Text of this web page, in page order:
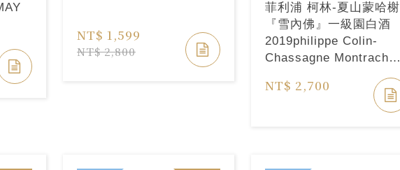
NT$ 1,599
NT$ 2,800
菲利浦 柯林-夏山蒙哈榭
『雪內佛』一級園白酒
2019philippe Colin-
Chassagne Montrachet
1Cru Chenevottes2019
NT$ 2,700